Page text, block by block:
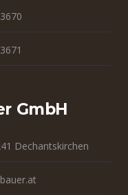
GmbH
Dechantskirchen